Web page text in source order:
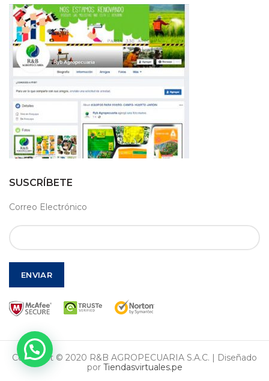
SUSCRÍBETE
Correo Electrónico
Copyright © 2020 R&B AGROPECUARIA S.A.C. | Diseñado
por Tiendasvirtuales.pe